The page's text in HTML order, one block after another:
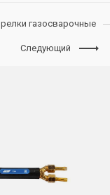
газосварочные
Следующий